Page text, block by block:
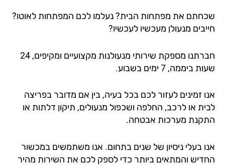
את מפתחות הבית? נעלמו לכם המפתחות לאוטו?
מנעולן מעכשיו לעכשיו?
חברתנו מספקת שירותי מנעולנות מקצועיים ומקיפים, 24
ביממה, 7 ימים בשבוע.
זמינים לעזור לכם בכל בעיה, בין אם מדובר בפריצה
או לרכב, החלפה ושכפול מנעולים, תיקון דלתות או
מערכות אבטחה.
בעלי ניסיון של שנים בתחום. אנו משתמשים במכשור
והמתאים ביותר כדי לספק לכם את השירות מהיר